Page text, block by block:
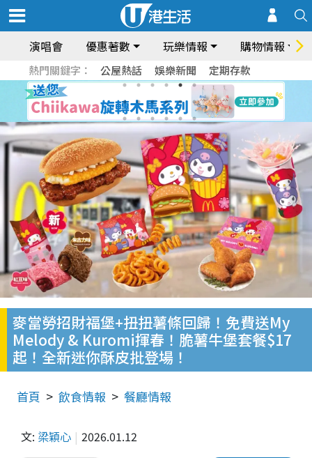
演唱會 優惠著數 玩樂情報 購物情報
熱門關鍵字： 公屋熱話 娛樂新聞 定期存款
麥當勞招財福堡+扭扭薯條回歸！免費送My
Melody & Kuromi揮春！脆薯牛堡套餐$17
起！全新迷你酥皮批登場！
首頁 飲食情報 餐廳情報
文: 梁穎心 2026.01.12